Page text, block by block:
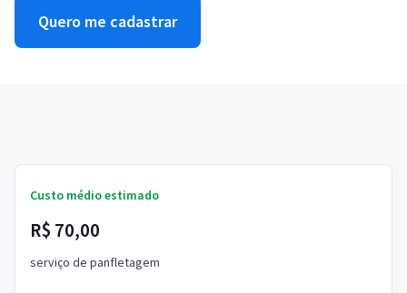
Quero me cadastrar
Custo médio estimado
R$ 70,00
serviço de panfletagem